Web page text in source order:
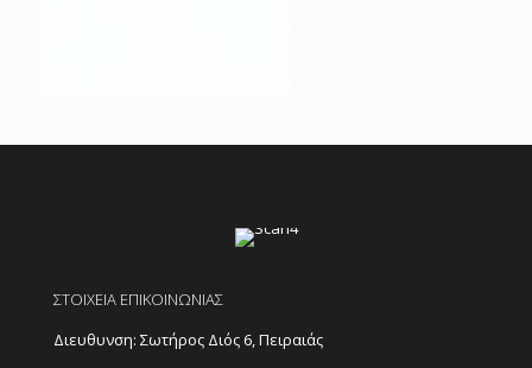
ΣΤΟΙΧΕΙΑ ΕΠΙΚΟΙΝΩΝΙΑΣ
Διευθυνση: Σωτήρος Διός 6, Πειραιάς